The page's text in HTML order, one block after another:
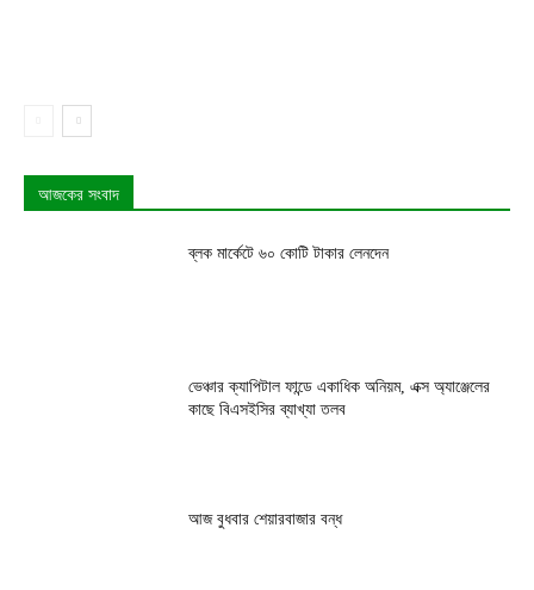
আজকের সংবাদ
ব্লক মার্কেটে ৬০ কোটি টাকার লেনদেন
ভেঞ্চার ক্যাপিটাল ফান্ডে একাধিক অনিয়ম, এক্স অ্যাঞ্জেলের
কাছে বিএসইসির ব্যাখ্যা তলব
আজ বুধবার শেয়ারবাজার বন্ধ